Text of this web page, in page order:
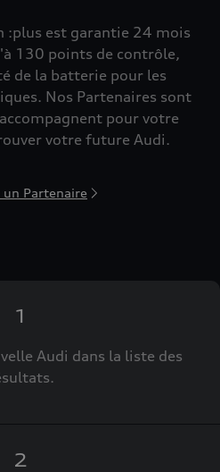
:plus est garantie 24 mois
130 points de contrôle,
de la batterie pour les
Nos Partenaires sont
pour votre
votre future Audi.
un Partenaire
1
Audi dans la liste des
2